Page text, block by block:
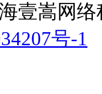
壹嵩网
号-1